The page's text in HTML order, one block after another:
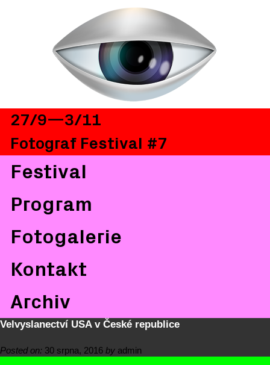
27/9—3/11
Fotograf Festival #7
Festival
Program
Fotogalerie
Kontakt
Archiv
Velvyslanectví USA v České republice
Posted on: 30 srpna, 2016 by admin